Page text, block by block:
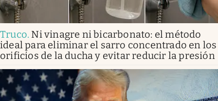
Truco. Ni vinagre ni bicarbonato: el método
ideal para eliminar el sarro concentrado en los
orificios de la ducha y evitar reducir la presión